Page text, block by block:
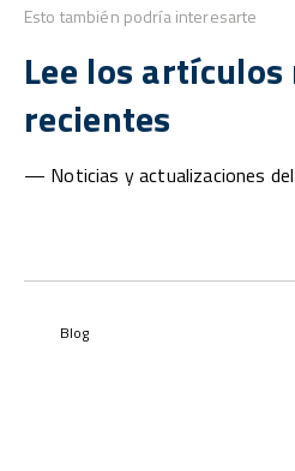
Esto también podría interesarte
Lee los artículos
recientes
— Noticias y actualizaciones del
Blog